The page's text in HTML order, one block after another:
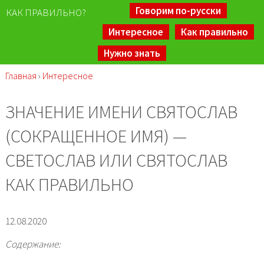
КАК ПРАВИЛЬНО?
Говорим по-русски
Интересное
Как правильно
Нужно знать
Главная › Интересное
ЗНАЧЕНИЕ ИМЕНИ СВЯТОСЛАВ
(СОКРАЩЕННОЕ ИМЯ) —
СВЕТОСЛАВ ИЛИ СВЯТОСЛАВ
КАК ПРАВИЛЬНО
12.08.2020
Содержание: